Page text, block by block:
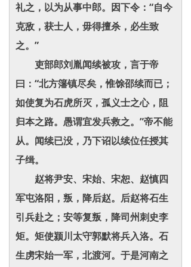
礼之，以为从事中郎。因下令：“自今
克敌，获士人，毋得擅杀，必生致
之。”
吏部郎刘胤闻续被攻，言于帝
曰：“北方籓镇尽矣，惟馀邵续而已；
如使复为石虎所灭，孤义士之心，阻
归本之路。愚谓宜发兵救之。”帝不能
从。闻续已没，乃下诏以续位任授其
子缉。
赵将尹安、宋始、宋恕、赵慎四
军屯洛阳，叛，降后赵。后赵将石生
引兵赴之；安等复叛，降司州刺史李
矩。矩使颍川太守郭默将兵入洛。石
生虏宋始一军，北渡河。于是河南之